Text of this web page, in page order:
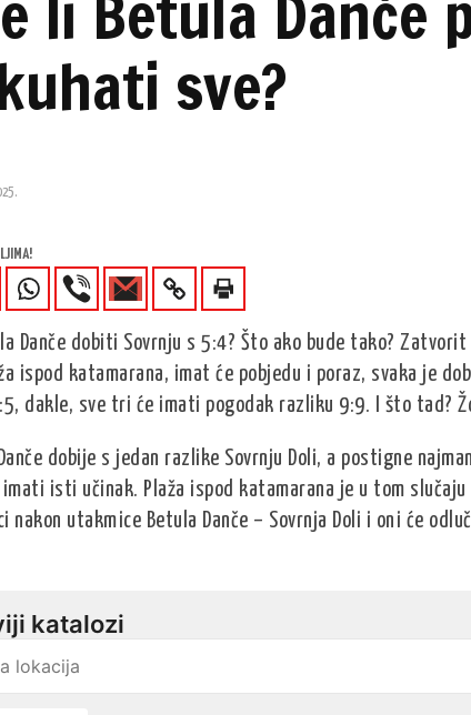
sve?
Danče dobiti Sovrnju s 5:4? Što ako bude tako?
ispod katamarana, imat će pobjedu i poraz, svaka je
dakle, sve tri će imati pogodak razliku 9:9. I što tad?
dobije s jedan razlike Sovrnju Doli, a postigne
imati isti učinak. Plaža ispod katamarana je u tom
nakon utakmice Betula Danče – Sovrnja Doli i oni će